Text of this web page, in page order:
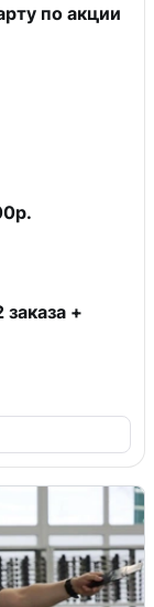
по акции
+